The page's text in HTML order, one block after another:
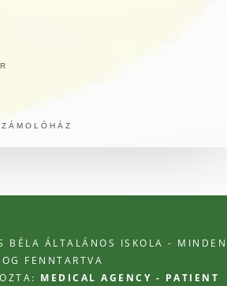
BÉLA ÁLTALÁNOS ISKOLA - MINDEN
FENNTARTVA
MEDICAL AGENCY - PATIENT